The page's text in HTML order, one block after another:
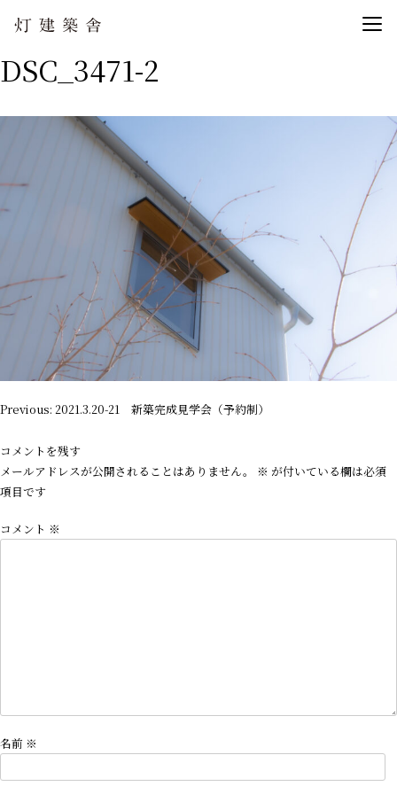
DSC_3471-2
投
ナ
ビ
ゲ
シ
Previous: 2021.3.20-21 新築完成見学会（予約制）
コメントを残す
メールアドレスが公開されることはありません。
※ が付いている欄は必須
項目です
コメント ※
名前 ※